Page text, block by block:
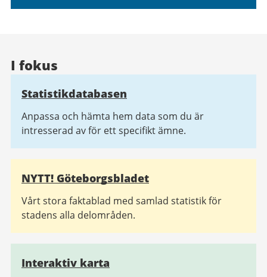
I fokus
Statistikdatabasen
Anpassa och hämta hem data som du är
intresserad av för ett specifikt ämne.
NYTT! Göteborgsbladet
Vårt stora faktablad med samlad statistik för
stadens alla delområden.
Interaktiv karta